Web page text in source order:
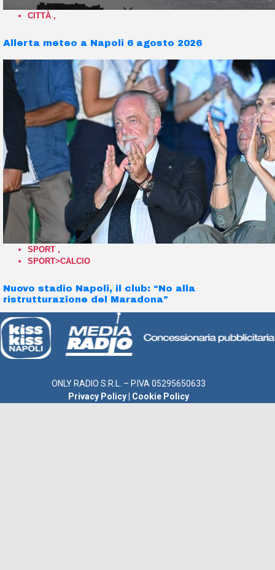
CITTÀ ,
Allerta meteo a Napoli 6 agosto 2026
SPORT ,
SPORT>CALCIO
Nuovo stadio Napoli, il club: “No alla
ristrutturazione del Maradona”
ONLY RADIO S.R.L. – P.IVA 05295650633
Privacy Policy
Cookie Policy